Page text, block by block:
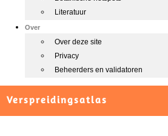
Literatuur
Over
Over deze site
Privacy
Beheerders en validatoren
Verspreidingsatlas